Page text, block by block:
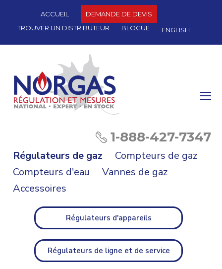
ACCUEIL
DEMANDE DE DEVIS
TROUVER UN DISTRIBUTEUR
BLOGUE ENGLISH
1-888-427-7347
Régulateurs de gaz
Compteurs de gaz
Compteurs d'eau
Vannes de gaz
Accessoires
Régulateurs d'appareils
Régulateurs de ligne et de service